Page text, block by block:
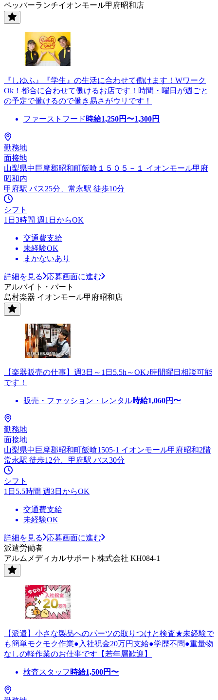
ペッパーランチイオンモール甲府昭和店
『しゆふ』『学生』の生活に合わせて働けます！Wワーク
Ok！都合に合わせて働けるお店です！時間・曜日が週ごと
の予定で働けるので働き易さがウリです！
ファーストフード 時給1,250円〜1,300円
勤務地
面接地
山梨県中巨摩郡昭和町飯喰１５０５－１ イオンモール甲府
昭和内
甲府駅 バス25分、常永駅 徒歩10分
シフト
1日3時間 週1日からOK
交通費支給
未経験OK
まかないあり
詳細を見る
応募画面に進む
アルバイト・パート
島村楽器 イオンモール甲府昭和店
【楽器販売の仕事】週3日～1日5.5h～OK♪時間曜日相談可能
です！
販売・ファッション・レンタル時給1,060円〜
勤務地
面接地
山梨県中巨摩郡昭和町飯喰1505-1 イオンモール甲府昭和2階
常永駅 徒歩12分、甲府駅 バス30分
シフト
1日5.5時間 週3日からOK
交通費支給
未経験OK
詳細を見る
応募画面に進む
派遣労働者
アルムメディカルサポート株式会社 KH084-1
【派遣】小さな製品へのパーツの取りつけと検査★未経験で
も簡単モクモク作業●入社祝金20万円支給●学歴不問●重量物
なしの軽作業のお仕事です【若年層歓迎】
検査スタッフ 時給1,500円〜